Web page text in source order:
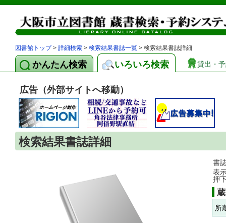
図書館トップ> 詳細検索 > 検索結果書誌一覧 > 検索結果書誌詳細
かんたん検索 いろいろ検索 貸出・
広告（外部サイトへ移動）
検索結果書誌詳細
書
表
押
所